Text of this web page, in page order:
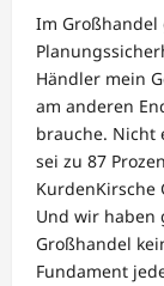
Im Großhandel
Händler mein
am anderen
brauche. Nicht
sei zu 87
KurdenKirsche
Und wir haben
Großhandel
Fundament